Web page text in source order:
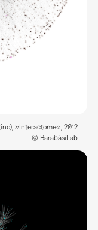
»Interactome«, 2012
© BarabásiLab